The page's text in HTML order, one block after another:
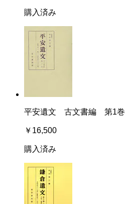
購入済み
平安遺文 古文書編 第1巻
￥16,500
購入済み